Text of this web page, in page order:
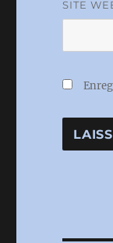
SITE